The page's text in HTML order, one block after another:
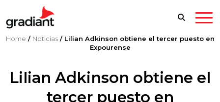
Home / Noticias/ Lilian Adkinson obtiene el tercer puesto en
Expourense
Lilian Adkinson obtiene el
tercer puesto en